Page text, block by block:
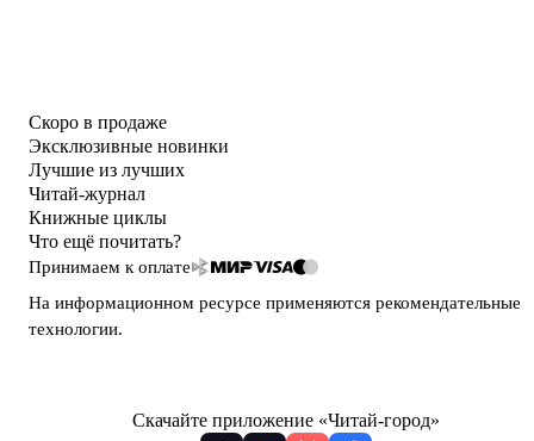
Скоро в продаже
Эксклюзивные новинки
Лучшие из лучших
Читай-журнал
Книжные циклы
Что ещё почитать?
Принимаем к оплате
На информационном ресурсе применяются рекомендательные
технологии.
Скачайте приложение «Читай-город»